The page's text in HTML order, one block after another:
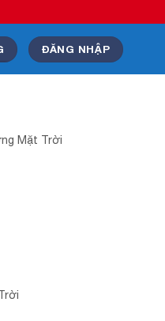
ĐĂNG NHẬP
Mặt Trời